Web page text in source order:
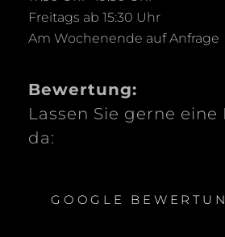
Freitags ab 15:30 Uhr
Am Wochenende auf Anfrage
Bewertung:
Lassen Sie gerne
da:
GOOGLE